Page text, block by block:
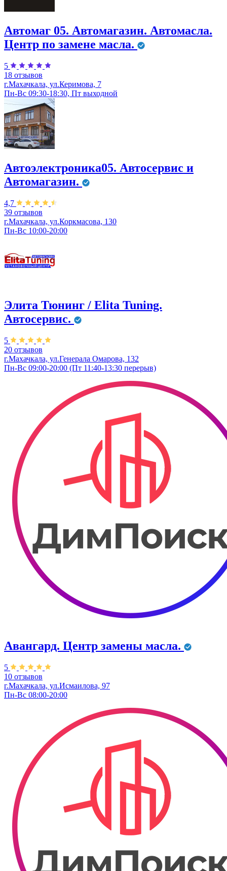
Автомаг 05. Автомагазин. Автомасла.
Центр по замене масла.
5
18 отзывов
г.Махачкала, ул.Керимова, 7
Пн-Вс 09:30-18:30, Пт выходной
Автоэлектроника05. Автосервис и
Автомагазин.
4,7
39 отзывов
г.Махачкала, ул.Коркмасова, 130
Пн-Вс 10:00-20:00
Элита Тюнинг / Elita Tuning.
Автосервис.
5
20 отзывов
г.Махачкала, ул.Генерала Омарова, 132
Пн-Вс 09:00-20:00 (Пт 11:40-13:30 перерыв)
Авангард. ​Центр замены масла.
5
10 отзывов
г.Махачкала, ул.Исмаилова, 97
Пн-Вс 08:00-20:00